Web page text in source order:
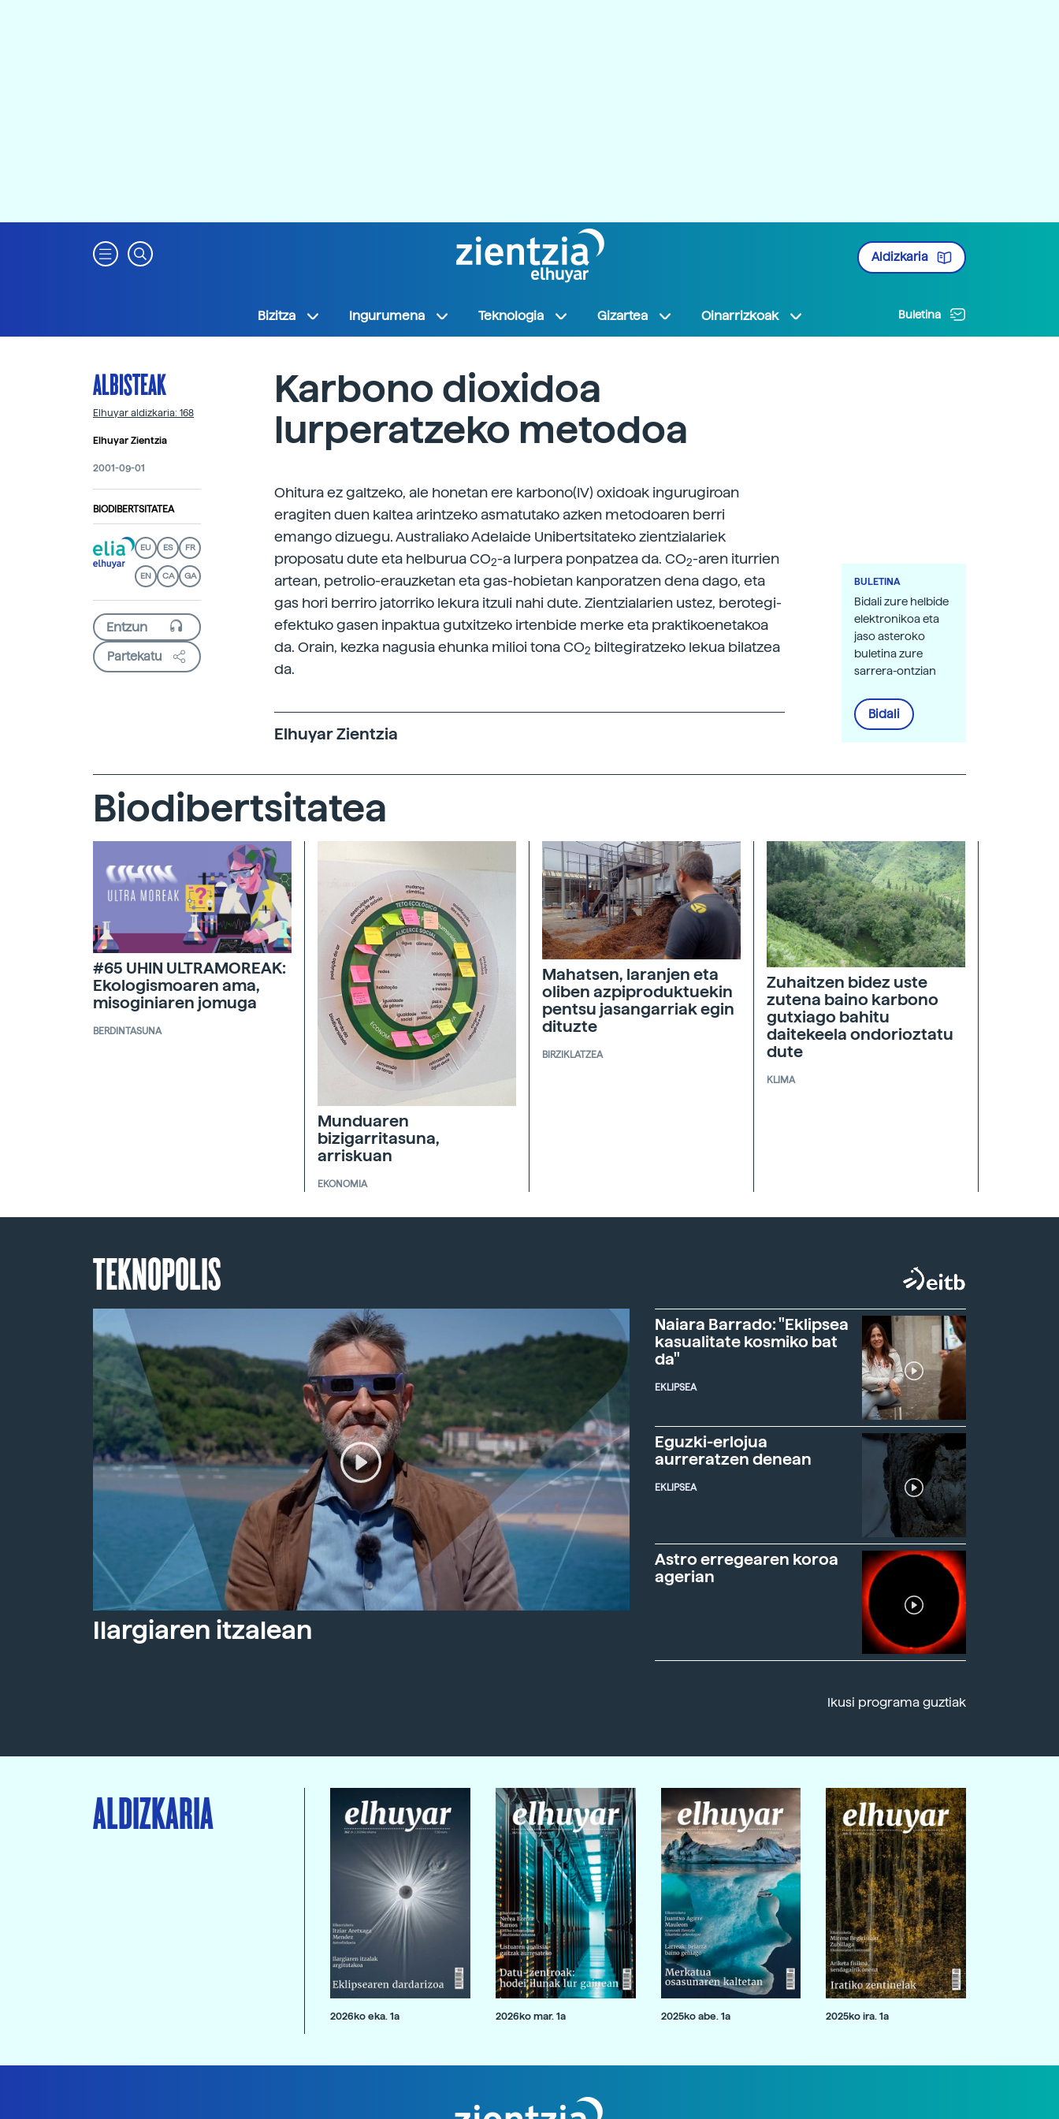
Aldizkaria
Bizitza Ingurumena Teknologia Gizartea Oinarrizkoak Buletina
ALBISTEAK
Elhuyar aldizkaria: 168
Elhuyar Zientzia
2001-09-01
BIODIBERTSITATEA
EU ES FR
EN CA GA
Partekatu
Karbono dioxidoa
lurperatzeko metodoa
Ohitura ez galtzeko, ale honetan ere karbono(IV) oxidoak ingurugiroan
eragiten duen kaltea arintzeko asmatutako azken metodoaren berri
emango dizuegu. Australiako Adelaide Unibertsitateko zientzialariek
proposatu dute eta helburua CO2-a lurpera ponpatzea da. CO2-aren iturrien
artean, petrolio-erauzketan eta gas-hobietan kanporatzen dena dago, eta
gas hori berriro jatorriko lekura itzuli nahi dute. Zientzialarien ustez, berotegi-
efektuko gasen inpaktua gutxitzeko irtenbide merke eta praktikoenetakoa
da. Orain, kezka nagusia ehunka milioi tona CO2 biltegiratzeko lekua bilatzea
da.
Elhuyar Zientzia
BULETINA
Bidali zure helbide
elektronikoa eta
jaso asteroko
buletina zure
sarrera-ontzian
Bidali
Biodibertsitatea
#65 UHIN ULTRAMOREAK:
Ekologismoaren ama,
misoginiaren jomuga
BERDINTASUNA
Munduaren
bizigarritasuna,
arriskuan
EKONOMIA
Mahatsen, laranjen eta
oliben azpiproduktuekin
pentsu jasangarriak egin
dituzte
BIRZIKLATZEA
Zuhaitzen bidez uste
zutena baino karbono
gutxiago bahitu
daitekeela ondorioztatu
dute
KLIMA
TEKNOPOLIS
Ilargiaren itzalean
Naiara Barrado: "Eklipsea
kasualitate kosmiko bat
da"
EKLIPSEA
Eguzki-erlojua
aurreratzen denean
EKLIPSEA
Astro erregearen koroa
agerian
Ikusi programa guztiak
ALDIZKARIA
2026ko eka. 1a 2026ko mar. 1a 2025ko abe. 1a 2025ko ira. 1a